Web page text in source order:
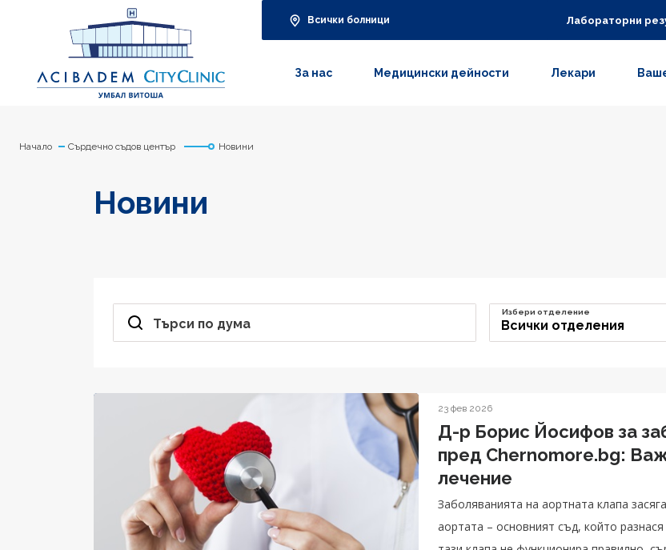
Всички болници Лабораторни
За нас Медицински дейности Лекари
Начало Сърдечно съдов център Новини
Новини
Търси по дума Всички отделения
Избери отделение
23 фев 2026
Д-р Борис Йосифов за
пред Chernomore.bg:
лечение
Заболяванията на аортната клапа
аортата – основният съд, който